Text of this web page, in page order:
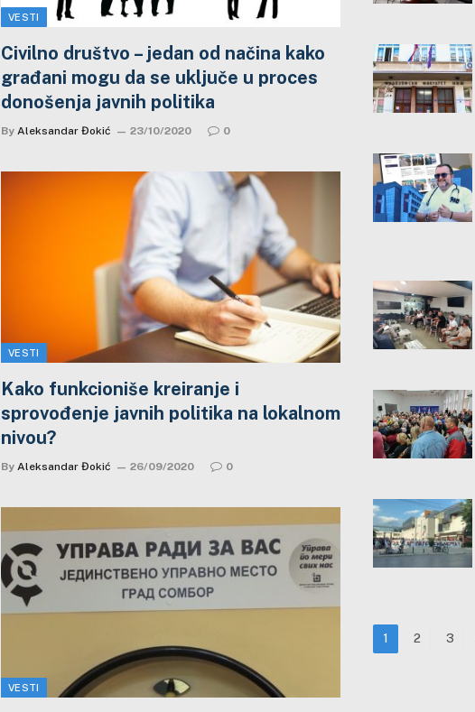
VESTI
Civilno društvo – jedan od načina kako
građani mogu da se uključe u proces
donošenja javnih politika
By Aleksandar Đokić 23/10/2020 0
VESTI
Kako funkcioniše kreiranje i
sprovođenje javnih politika na lokalnom
nivou?
By Aleksandar Đokić 26/09/2020 0
VESTI
1 2 3